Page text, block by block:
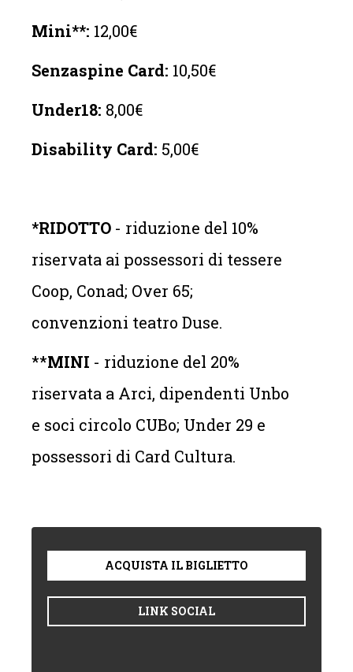
Mini**: 12,00€
Senzaspine Card: 10,50€
Under18: 8,00€
Disability Card: 5,00€
*RIDOTTO - riduzione del 10%
riservata ai possessori di tessere
Coop, Conad; Over 65;
convenzioni teatro Duse.
**MINI - riduzione del 20%
riservata a Arci, dipendenti Unbo
e soci circolo CUBo; Under 29 e
possessori di Card Cultura.
ACQUISTA IL BIGLIETTO
LINK SOCIAL